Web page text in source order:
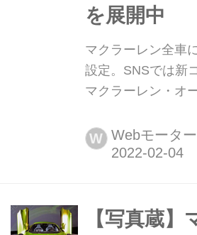
を展開中
マクラーレン全車
設定。SNSでは新
マクラーレン・オ
キャンペーンを展
するとマクラーレ
W Webモータ
【写真蔵